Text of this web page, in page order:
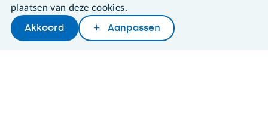
Later lezenDelenWoordenboek
About SeniorWeb
plaatsen van deze cookies.
Akkoord Aanpassen